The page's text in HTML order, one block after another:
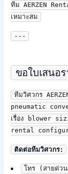
ทีม AERZEN
เหมาะสม
---
ขอใบเสนอ
ทีมวิศวกร
pneumatic
เรื่อง blower
rental
ติดต่อทีมวิศวกร:
โทร (สายด่